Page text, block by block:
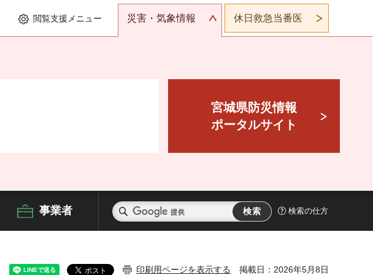
閲覧支援メニュー 災害・気象情報
宮城県防災情報
ポータルサイト
休日救急当番医
事業者 検索の仕方
印刷用ページを表示する 掲載日：2026年5月8日